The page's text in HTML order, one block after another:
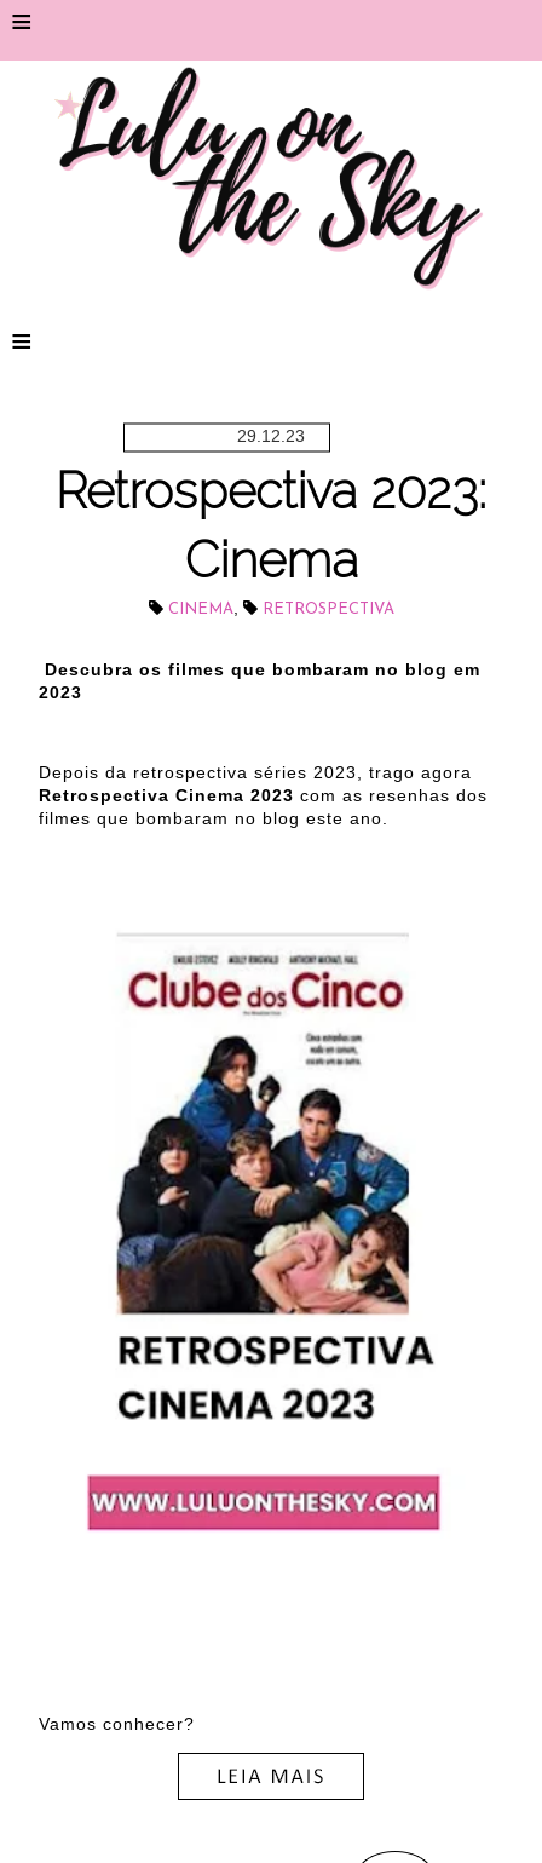
≡
≡
29.12.23
Retrospectiva 2023:
Cinema
CINEMA, RETROSPECTIVA
Descubra os filmes que bombaram no blog em
2023
Depois da retrospectiva séries 2023, trago agora
Retrospectiva Cinema 2023 com as resenhas dos
filmes que bombaram no blog este ano.
Vamos conhecer?